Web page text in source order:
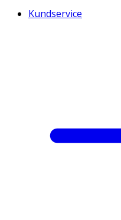
Kundservice